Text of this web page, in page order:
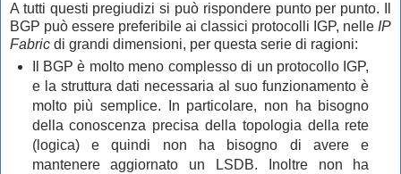
A tutti questi pregiudizi si può rispondere punto per punto. Il
BGP può essere preferibile ai classici protocolli IGP, nelle IP
Fabric di grandi dimensioni, per questa serie di ragioni:
Il BGP è molto meno complesso di un protocollo IGP,
e la struttura dati necessaria al suo funzionamento è
molto più semplice. In particolare, non ha bisogno
della conoscenza precisa della topologia della rete
(logica) e quindi non ha bisogno di avere e
mantenere aggiornato un LSDB. Inoltre non ha